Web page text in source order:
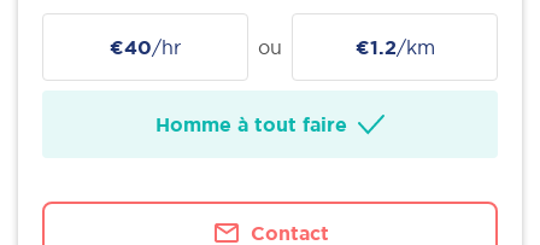
€40/hr ou €1.2/km
Homme à tout faire
Contact